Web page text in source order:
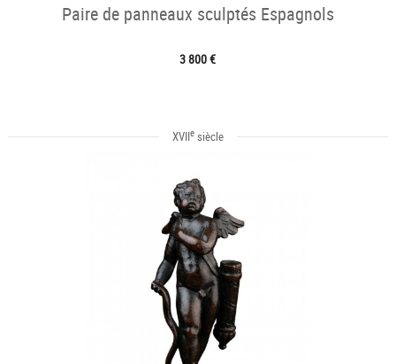
Paire de panneaux sculptés Espagnols
3 800 €
XVIIesiècle